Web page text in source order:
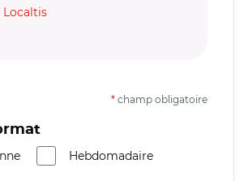
* champ obligatoire
Hebdomadaire